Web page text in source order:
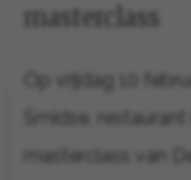
masterclass
Op vrijdag 10
Smidse,
masterclass van